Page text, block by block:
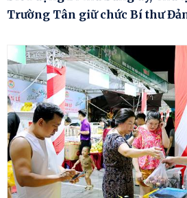
Trường Tân giữ chức Bí thư